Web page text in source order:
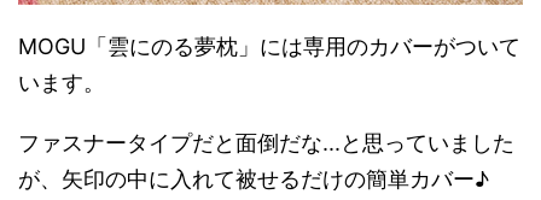
MOGU「雲にのる夢枕」には専用のカバーがついて
います。
ファスナータイプだと面倒だな...と思っていました
が、矢印の中に入れて被せるだけの簡単カバー♪